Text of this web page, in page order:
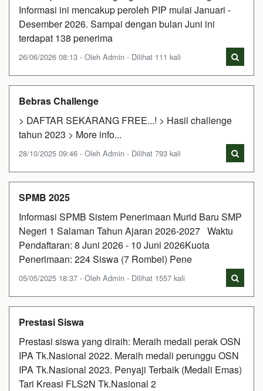
Informasi ini mencakup peroleh PIP mulai Januari -
Desember 2026. Sampai dengan bulan Juni ini
terdapat 138 penerima
26/06/2026 08:13 - Oleh Admin - Dilihat 111 kali
Bebras Challenge
> DAFTAR SEKARANG FREE...! > Hasil challenge
tahun 2023 > More info...
28/10/2025 09:46 - Oleh Admin - Dilihat 793 kali
SPMB 2025
Informasi SPMB Sistem Penerimaan Murid Baru SMP
Negeri 1 Salaman Tahun Ajaran 2026-2027 Waktu
Pendaftaran: 8 Juni 2026 - 10 Juni 2026Kuota
Penerimaan: 224 Siswa (7 Rombel) Pene
05/05/2025 18:37 - Oleh Admin - Dilihat 1557 kali
Prestasi Siswa
Prestasi siswa yang diraih: Meraih medali perak OSN
IPA Tk.Nasional 2022. Meraih medali perunggu OSN
IPA Tk.Nasional 2023. Penyaji Terbaik (Medali Emas)
Tari Kreasi FLS2N Tk.Nasional 2